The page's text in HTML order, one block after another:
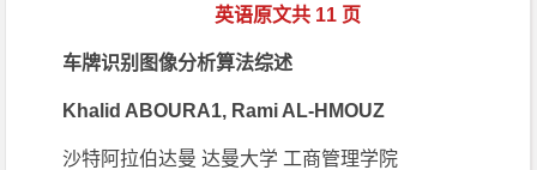
英语原文共 11 页
车牌识别图像分析算法综述
Khalid ABOURA1, Rami AL-HMOUZ
沙特阿拉伯达曼 达曼大学 工商管理学院